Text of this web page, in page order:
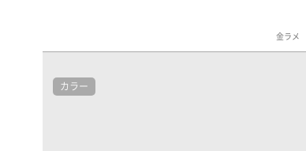
金ラメ
カラー